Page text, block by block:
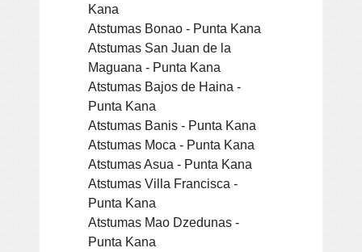
Kana
Atstumas Bonao - Punta Kana
Atstumas San Juan de la
Maguana - Punta Kana
Atstumas Bajos de Haina -
Punta Kana
Atstumas Banis - Punta Kana
Atstumas Moca - Punta Kana
Atstumas Asua - Punta Kana
Atstumas Villa Francisca -
Punta Kana
Atstumas Mao Dzedunas -
Punta Kana